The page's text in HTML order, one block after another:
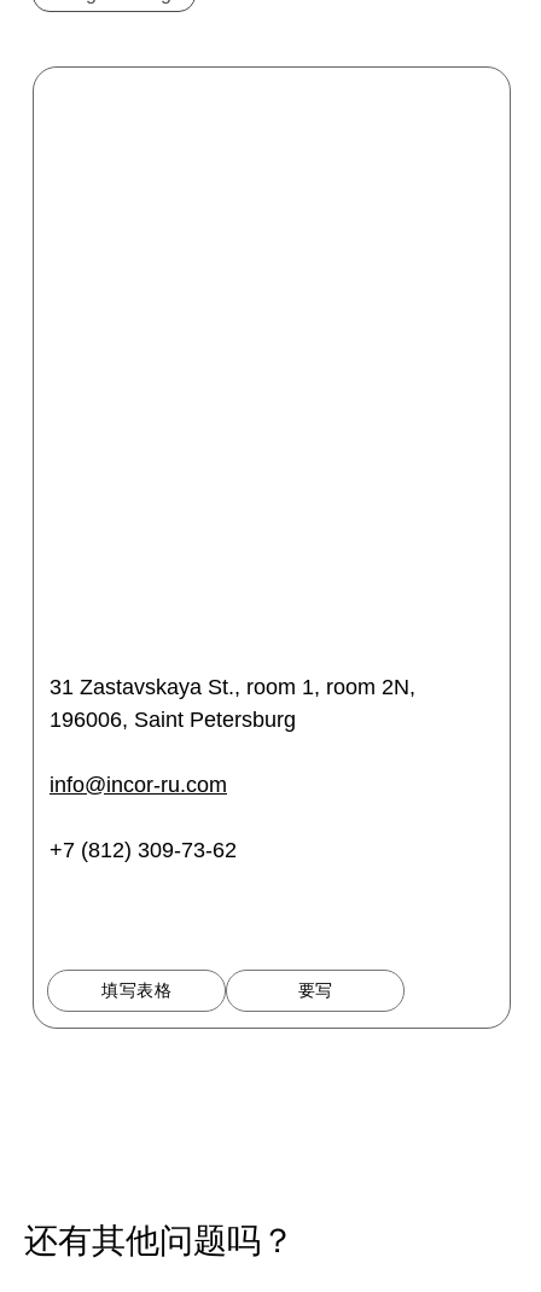
填写表格
31 Zastavskaya St., room 1, room 2N,
196006, Saint Petersburg
info@incor-ru.com
+7 (812) 309-73-62
要写
还有其他问题吗？